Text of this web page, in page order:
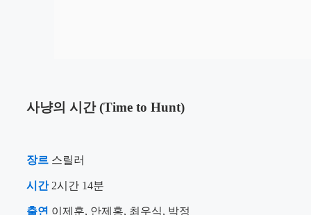
사냥의 시간 (Time to Hunt)
장르 스릴러
시간2시간 14분
출연 이제훈, 안제홍, 최우식, 박정